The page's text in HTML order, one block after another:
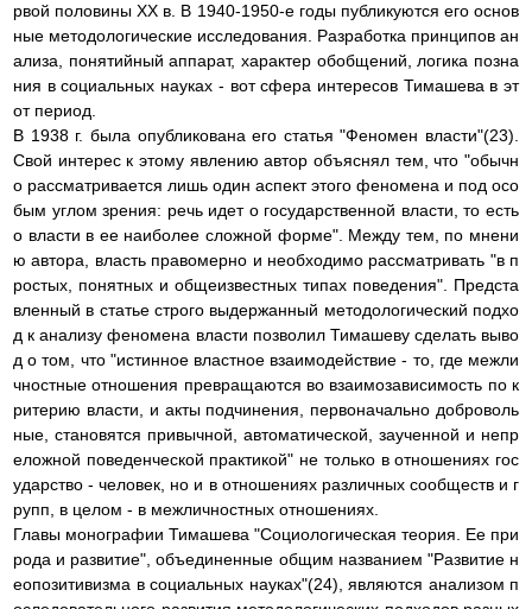
рвой половины XX в. В 1940-1950-е годы публикуются его основ
ные методологические исследования. Разработка принципов ан
ализа, понятийный аппарат, характер обобщений, логика позна
ния в социальных науках - вот сфера интересов Тимашева в эт
от период.
В 1938 г. была опубликована его статья "Феномен власти"(23).
Свой интерес к этому явлению автор объяснял тем, что "обычн
о рассматривается лишь один аспект этого феномена и под осо
бым углом зрения: речь идет о государственной власти, то есть
о власти в ее наиболее сложной форме". Между тем, по мнени
ю автора, власть правомерно и необходимо рассматривать "в п
ростых, понятных и общеизвестных типах поведения". Предста
вленный в статье строго выдержанный методологический подхо
д к анализу феномена власти позволил Тимашеву сделать выво
д о том, что "истинное властное взаимодействие - то, где межли
чностные отношения превращаются во взаимозависимость по к
ритерию власти, и акты подчинения, первоначально доброволь
ные, становятся привычной, автоматической, заученной и непр
еложной поведенческой практикой" не только в отношениях гос
ударство - человек, но и в отношениях различных сообществ и г
рупп, в целом - в межличностных отношениях.
Главы монографии Тимашева "Социологическая теория. Ее при
рода и развитие", объединенные общим названием "Развитие н
еопозитивизма в социальных науках"(24), являются анализом п